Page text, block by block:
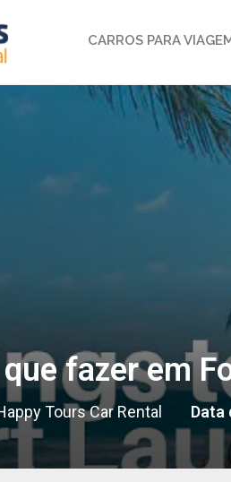
CARROS PARA
que fazer em
Tours Car Rental Data